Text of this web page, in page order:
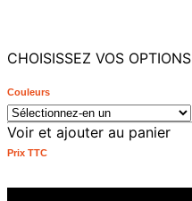
CHOISISSEZ VOS OPTIONS
Couleurs
Voir et ajouter au panier
Prix ​​TTC